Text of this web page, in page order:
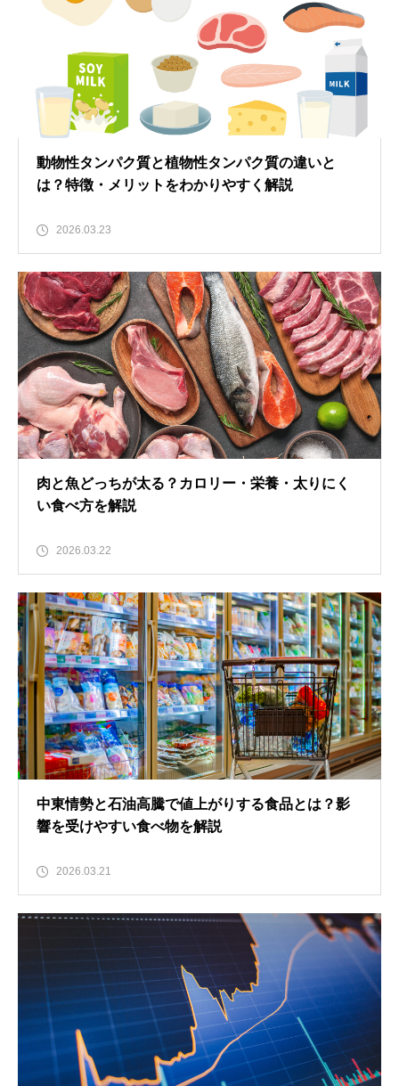
動物性タンパク質と植物性タンパク質の違いと
は？特徴・メリットをわかりやすく解説
2026.03.23
肉と魚どっちが太る？カロリー・栄養・太りにく
い食べ方を解説
2026.03.22
中東情勢と石油高騰で値上がりする食品とは？影
響を受けやすい食べ物を解説
2026.03.21